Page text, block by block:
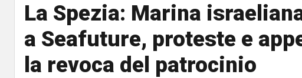
La Spezia: Marina
a Seafuture, proteste e
la revoca del patrocinio